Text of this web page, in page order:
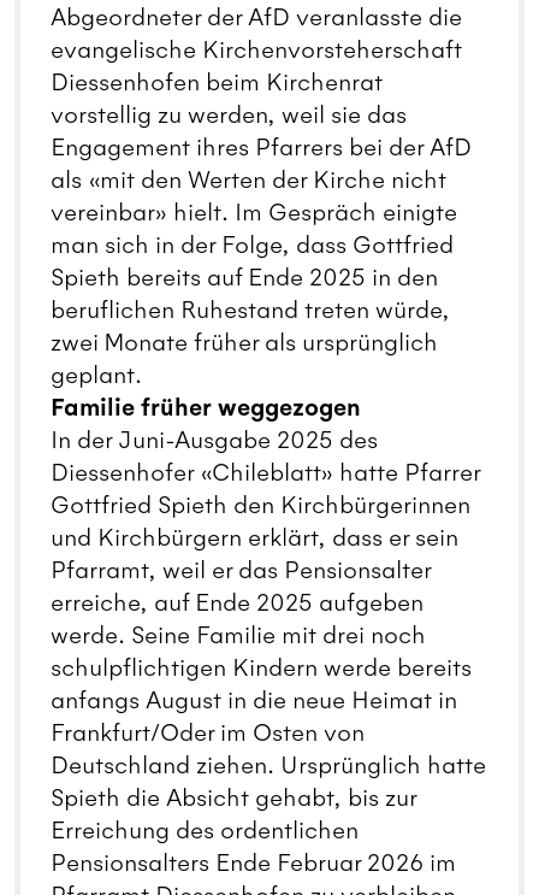
Abgeordneter der AfD veranlasste die
evangelische Kirchenvorsteherschaft
Diessenhofen beim Kirchenrat
vorstellig zu werden, weil sie das
Engagement ihres Pfarrers bei der AfD
als «mit den Werten der Kirche nicht
vereinbar» hielt. Im Gespräch einigte
man sich in der Folge, dass Gottfried
Spieth bereits auf Ende 2025 in den
beruflichen Ruhestand treten würde,
zwei Monate früher als ursprünglich
geplant.
Familie früher weggezogen
In der Juni-Ausgabe 2025 des
Diessenhofer «Chileblatt» hatte Pfarrer
Gottfried Spieth den Kirchbürgerinnen
und Kirchbürgern erklärt, dass er sein
Pfarramt, weil er das Pensionsalter
erreiche, auf Ende 2025 aufgeben
werde. Seine Familie mit drei noch
schulpflichtigen Kindern werde bereits
anfangs August in die neue Heimat in
Frankfurt/Oder im Osten von
Deutschland ziehen. Ursprünglich hatte
Spieth die Absicht gehabt, bis zur
Erreichung des ordentlichen
Pensionsalters Ende Februar 2026 im